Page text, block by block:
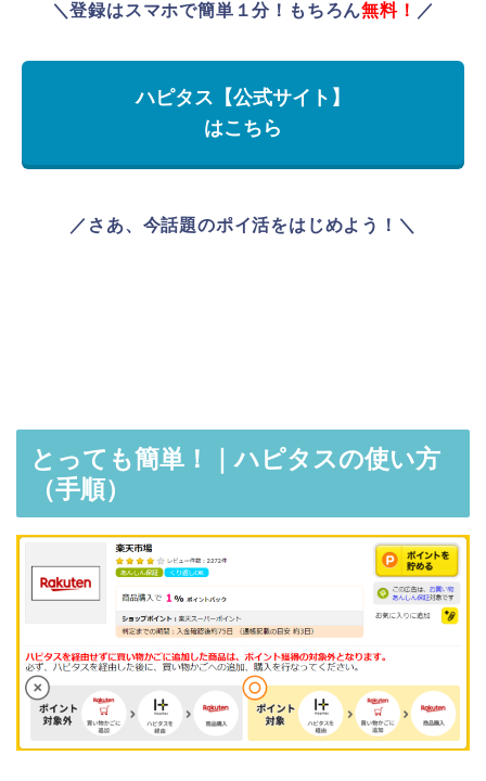
＼登録はスマホで簡単１分！もちろん無料！ ／
ハピタス【公式サイト】
はこちら
／さあ、今話題のポイ活をはじめよう！＼
とっても簡単！｜ハピタスの使い方
（手順）